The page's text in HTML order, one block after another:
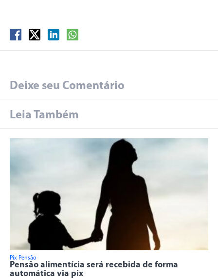
Deixe seu Comentário
Leia Também
Pix Pensão
Pensão alimentícia será recebida de forma
automática via pix